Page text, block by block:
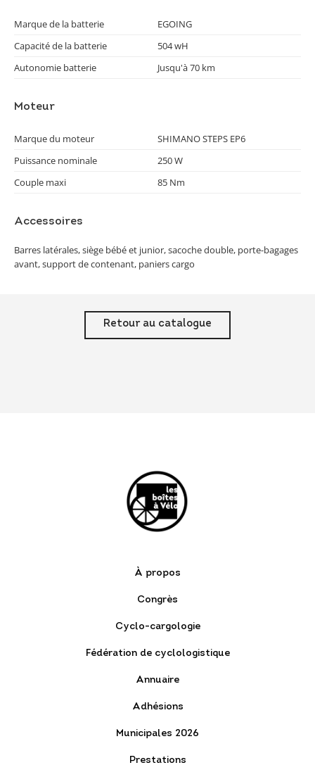
Marque de la batterie
EGOING
Capacité de la batterie
504 wH
Autonomie batterie
Jusqu'à 70 km
Moteur
Marque du moteur
SHIMANO STEPS EP6
Puissance nominale
250 W
Couple maxi
85 Nm
Accessoires
Barres latérales, siège bébé et junior, sacoche double, porte-bagages
avant, support de contenant, paniers cargo
Retour au catalogue
À propos
Congrès
Cyclo-cargologie
Fédération de cyclologistique
Annuaire
Adhésions
Municipales 2026
Prestations